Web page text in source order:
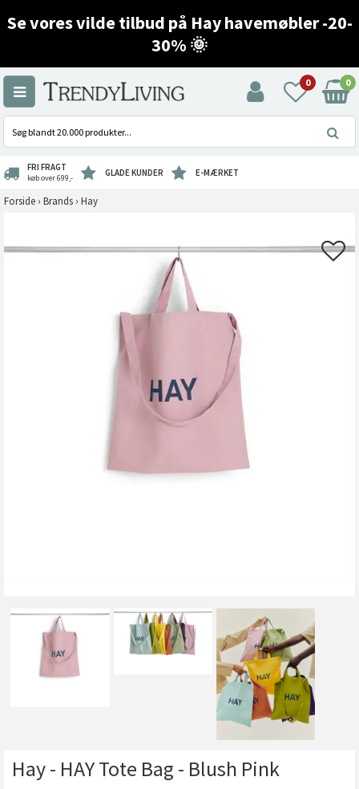
Se vores vilde tilbud på Hay havemøbler -20-
30% 🌞
0 0
FRI FRAGT
køb over 699,- GLADE KUNDER E-MÆRKET
Forside › Brands › Hay
Hay - HAY Tote Bag - Blush Pink